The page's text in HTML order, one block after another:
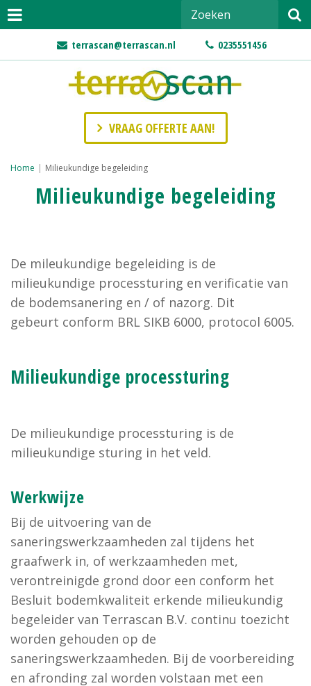
terrascan@terrascan.nl 0235551456
VRAAG OFFERTE AAN!
Home | Milieukundige begeleiding
Milieukundige begeleiding
De mileukundige begeleiding is de
milieukundige processturing en verificatie van
de bodemsanering en / of nazorg. Dit
gebeurt conform BRL SIKB 6000, protocol 6005.
Milieukundige processturing
De milieukundige processturing is de
milieukundige sturing in het veld.
Werkwijze
Bij de uitvoering van de
saneringswerkzaamheden zal tijdens het
graafwerk in, of werkzaamheden met,
verontreinigde grond door een conform het
Besluit bodemkwaliteit erkende milieukundig
begeleider van Terrascan B.V. continu toezicht
worden gehouden op de
saneringswerkzaamheden. Bij de voorbereiding
en afronding zal worden volstaan met een